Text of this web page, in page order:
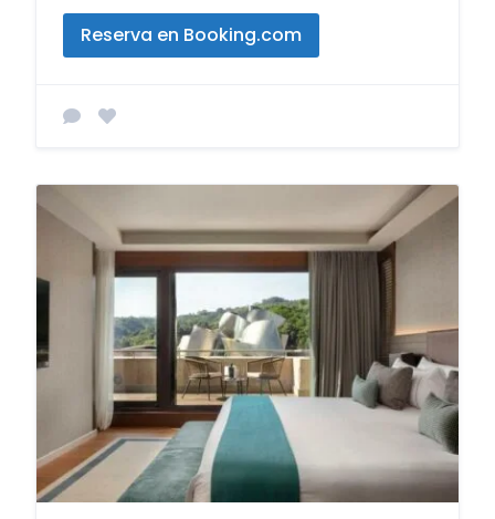
Reserva en Booking.com